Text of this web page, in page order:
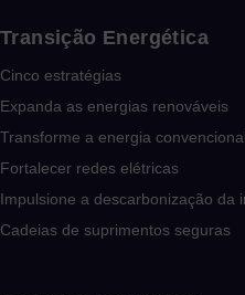
Transição Energética
Cinco estratégias
Expanda as energias renováveis
Transforme a energia convencional
Fortalecer redes elétricas
Impulsione a descarbonização da
Cadeias de suprimentos seguras